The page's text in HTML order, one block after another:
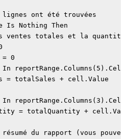
ont été trouvées
Nothing Then
totales et la quantité
0
+ cell.Value
+
du rapport (vous pouvez